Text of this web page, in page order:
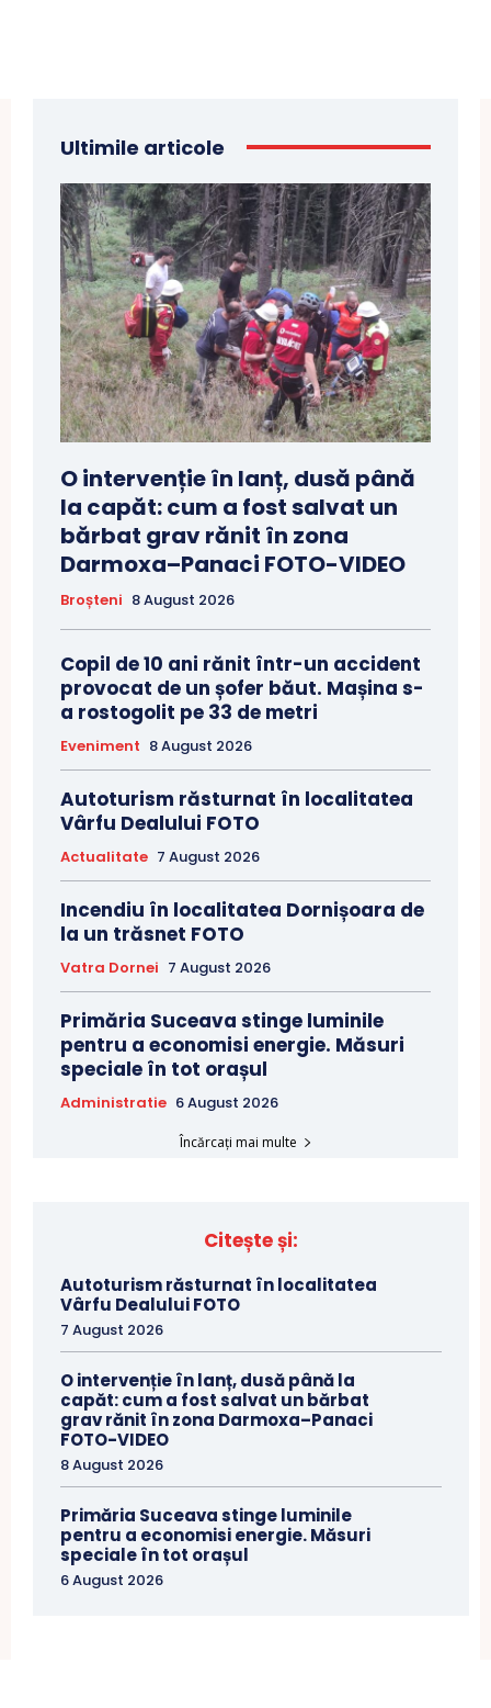
Ultimile articole
O intervenție în lanț, dusă până
la capăt: cum a fost salvat un
bărbat grav rănit în zona
Darmoxa–Panaci FOTO-VIDEO
Broșteni 8 August 2026
Copil de 10 ani rănit într-un accident
provocat de un șofer băut. Mașina s-
a rostogolit pe 33 de metri
Eveniment 8 August 2026
Autoturism răsturnat în localitatea
Vârfu Dealului FOTO
Actualitate 7 August 2026
Incendiu în localitatea Dornișoara de
la un trăsnet FOTO
Vatra Dornei 7 August 2026
Primăria Suceava stinge luminile
pentru a economisi energie. Măsuri
speciale în tot orașul
Administratie 6 August 2026
Încărcați mai multe
Citește și:
Autoturism răsturnat în localitatea
Vârfu Dealului FOTO
7 August 2026
O intervenție în lanț, dusă până la
capăt: cum a fost salvat un bărbat
grav rănit în zona Darmoxa–Panaci
FOTO-VIDEO
8 August 2026
Primăria Suceava stinge luminile
pentru a economisi energie. Măsuri
speciale în tot orașul
6 August 2026